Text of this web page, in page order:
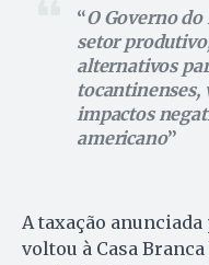
O Governo
setor
alternativos
tocantinenses,
impactos
americano
A taxação
voltou à Casa